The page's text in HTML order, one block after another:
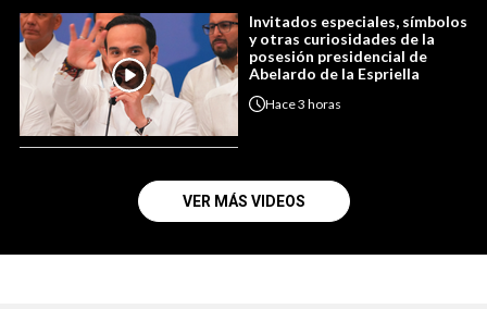
Invitados especiales, símbolos
y otras curiosidades de la
posesión presidencial de
Abelardo de la Espriella
Hace3 horas
VER MÁS VIDEOS